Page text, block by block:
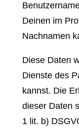
Deinen im
Nachnamen
Diese Daten
Dienste des
kannst. Die
dieser Daten
1 lit. b)